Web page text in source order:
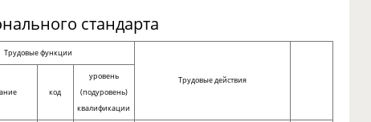
стандарта
Трудовые функции
Трудовые действия
код
уровень
(подуровень)
квалификации